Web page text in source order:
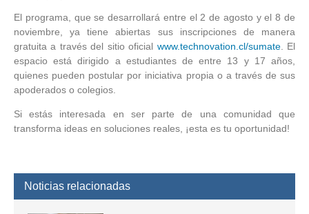
El programa, que se desarrollará entre el 2 de agosto y el 8 de
noviembre, ya tiene abiertas sus inscripciones de manera
gratuita a través del sitio oficial www.technovation.cl/sumate. El
espacio está dirigido a estudiantes de entre 13 y 17 años,
quienes pueden postular por iniciativa propia o a través de sus
apoderados o colegios.
Si estás interesada en ser parte de una comunidad que
transforma ideas en soluciones reales, ¡esta es tu oportunidad!
Noticias relacionadas